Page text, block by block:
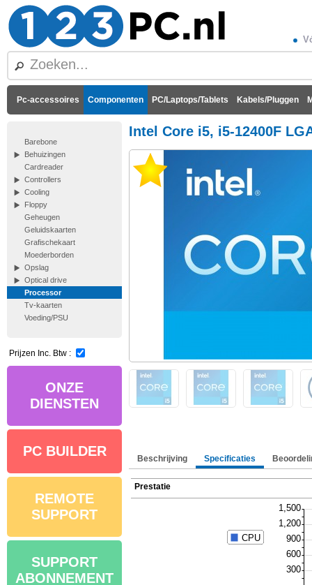
Pc-accessoires Componenten PC/Laptops/Tablets Kabels/Pluggen
Barebone
Behuizingen
Cardreader
Controllers
Cooling
Floppy
Geheugen
Geluidskaarten
Grafischekaart
Moederborden
Opslag
Optical drive
Processor
Tv-kaarten
Voeding/PSU
Prijzen Inc. Btw :
ONZE
DIENSTEN
PC BUILDER
REMOTE
SUPPORT
SUPPORT
ABONNEMENT
Intel Core i5, i5-12400F
Beschrijving Specificaties
Prestatie